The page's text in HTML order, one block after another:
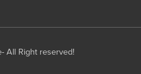
All Right reserved!